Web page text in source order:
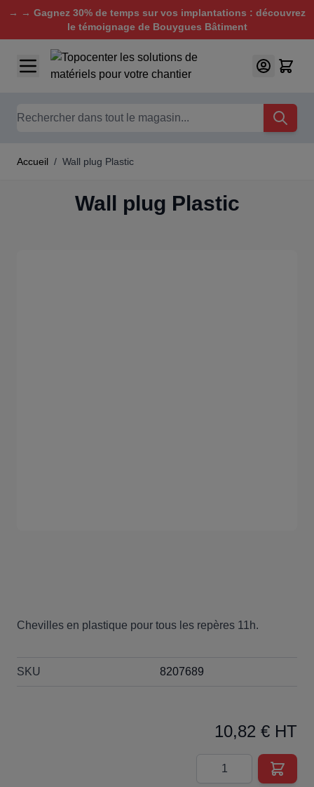
→ → Gagnez 30% de temps sur vos implantations : découvrez
le témoignage de Bouygues Bâtiment
Aller au contenu
Chercher
Accueil / Wall plug Plastic
Wall plug Plastic
Chevilles en plastique pour tous les repères 11h.
SKU 8207689
10,82 € HT
Quantité